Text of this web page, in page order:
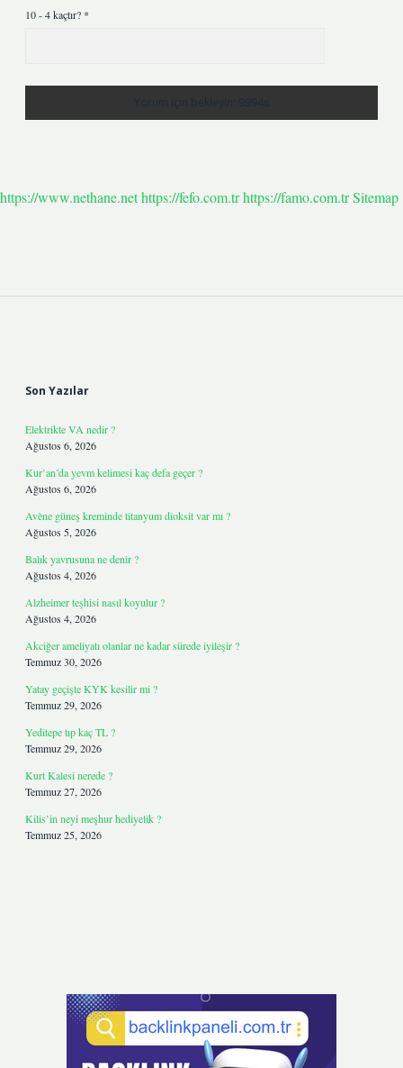
10 - 4 kaçtır? *
https://www.nethane.nethttps://fefo.com.trhttps://famo.com.trSitemap
Son Yazılar
Elektrikte VA nedir ?
Ağustos 6, 2026
Kur’an’da yevm kelimesi kaç defa geçer ?
Ağustos 6, 2026
Avène güneş kreminde titanyum dioksit var mı ?
Ağustos 5, 2026
Balık yavrusuna ne denir ?
Ağustos 4, 2026
Alzheimer teşhisi nasıl koyulur ?
Ağustos 4, 2026
Akciğer ameliyatı olanlar ne kadar sürede iyileşir ?
Temmuz 30, 2026
Yatay geçişte KYK kesilir mi ?
Temmuz 29, 2026
Yeditepe tıp kaç TL ?
Temmuz 29, 2026
Kurt Kalesi nerede ?
Temmuz 27, 2026
Kilis’in neyi meşhur hediyelik ?
Temmuz 25, 2026